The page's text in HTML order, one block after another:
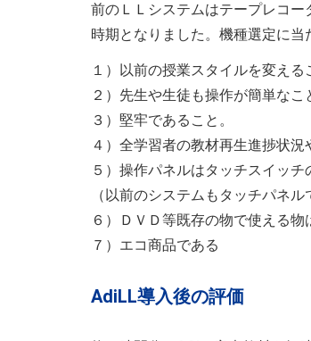
前のＬＬシステムはテープレコ
時期となりました。機種選定に当
１）以前の授業スタイルを変える
２）先生や生徒も操作が簡単なこ
３）堅牢であること。
４）全学習者の教材再生進捗状況
５）操作パネルはタッチスイッチ
（以前のシステムもタッチパネル
６）ＤＶＤ等既存の物で使える物
７）エコ商品である
AdiLL導入後の評価